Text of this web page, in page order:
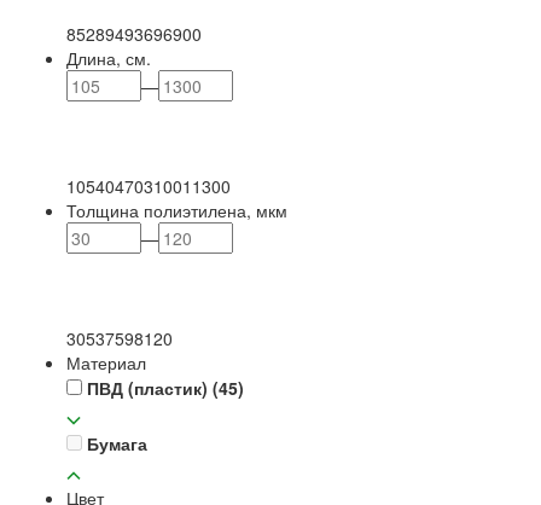
85289493696900
Длина, см.
—
1054047031001 1300
Толщина полиэтилена, мкм
—
30537598120
Материал
ПВД (пластик) (45)
Бумага
Цвет